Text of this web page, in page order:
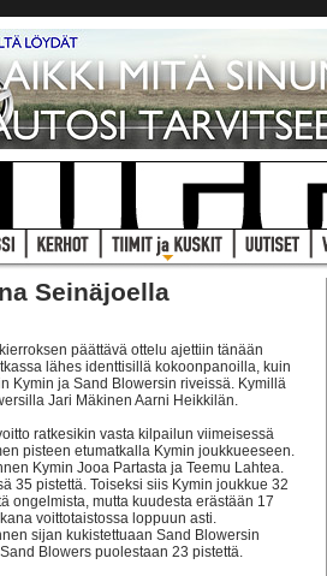
Seinäjoella
päättävä ottelu ajettiin tänään
lähes identtisillä kokoonpanoilla, kuin
Kymin ja Sand Blowersin riveissä. Kymillä
Jari Mäkinen Aarni Heikkilän.
ratkesikin vasta kilpailun viimeisessä
pisteen etumatkalla Kymin joukkueeseen.
Kymin Jooa Partasta ja Teemu Lahtea.
35 pistettä. Toiseksi siis Kymin joukkue 32
ongelmista, mutta kuudesta erästään 17
voittotaistossa loppuun asti.
sijan kukistettuaan Sand Blowersin
Blowers puolestaan 23 pistettä.